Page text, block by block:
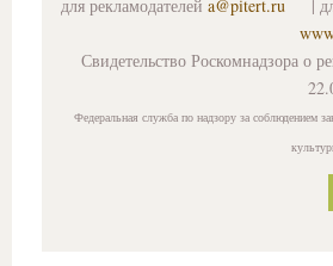
для рекламодателей a@pitert.ru |
Свидетельство Роскомнадзора
Федеральная служба по надзору за соблюдением